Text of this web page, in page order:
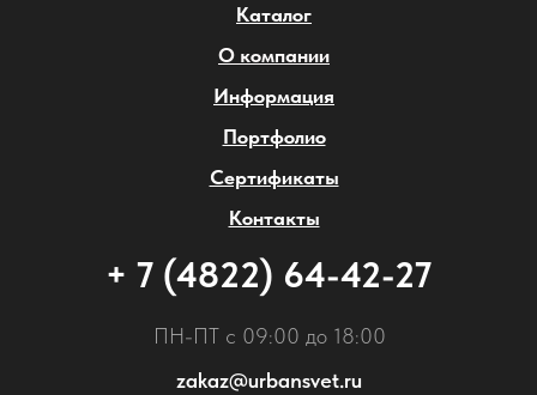
Каталог
О компании
Информация
Портфолио
Сертификаты
Контакты
ПН-ПТ с 09:00 до 18:00
+ 7 (4822) 64-42-27
zakaz@urbansvet.ru